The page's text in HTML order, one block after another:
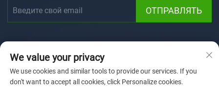
ОТПРАВЛЯТЬ
Авторские права © 2025 Xiamen Sunforson Power Co.,
We value your privacy
We use cookies and similar tools to provide our services. If you
don't want to accept all cookies, click Personalize cookies.